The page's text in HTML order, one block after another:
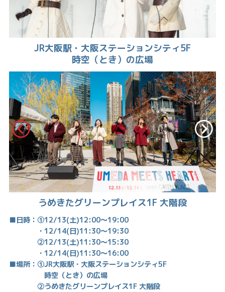
JR大阪駅・大阪ステーションシティ5F
時空（とき）の広場
うめきたグリーンプレイス1F 大階段
■日時：①12/13(土)12:00～19:00
・12/14(日)11:30～19:30
②12/13(土)11:30～15:30
・12/14(日)11:30～16:00
■場所：①JR大阪駅・大阪ステーションシティ5F
時空（とき）の広場
②うめきたグリーンプレイス1F 大階段